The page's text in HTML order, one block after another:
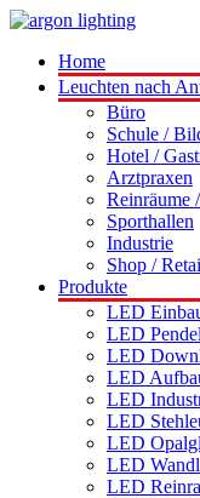
Home
Leuchten nach
Büro
Schule /
Hotel /
Arztpraxen
Reinräume
Sporthallen
Industrie
Shop /
Produkte
LED
LED
LED
LED
LED
LED
LED
LED
LED